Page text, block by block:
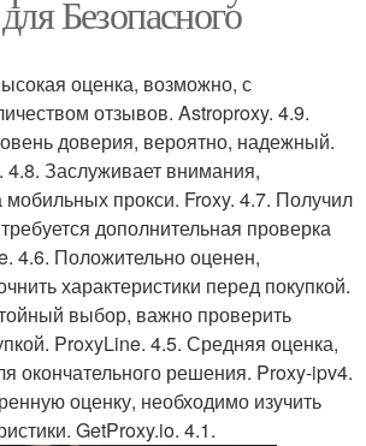
Безопасного
оценка, возможно, с
отзывов. Astroproxy. 4.9.
доверия, вероятно, надежный.
4.8. Заслуживает внимания,
прокси. Froxy. 4.7. Получил
дополнительная проверка
4.6. Положительно оценен,
характеристики перед покупкой.
выбор, важно проверить
ProxyLine. 4.5. Средняя оценка,
окончательного решения. Proxy-ipv4.
оценку, необходимо изучить
GetProxy.io. 4.1.